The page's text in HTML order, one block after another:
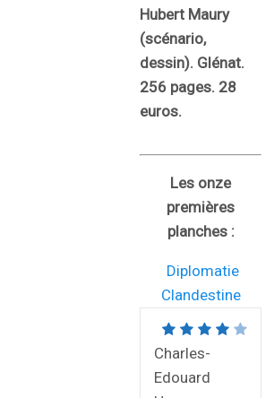
Hubert Maury
(scénario,
dessin). Glénat.
256 pages. 28
euros.
Les onze
premières
planches :
Diplomatie
Clandestine
Charles-
Edouard